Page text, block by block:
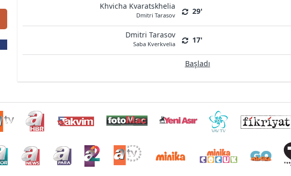
Khvicha Kvaratskhelia
Dmitri Tarasov 29'
Dmitri Tarasov
Saba Kverkvelia 17'
Başladı